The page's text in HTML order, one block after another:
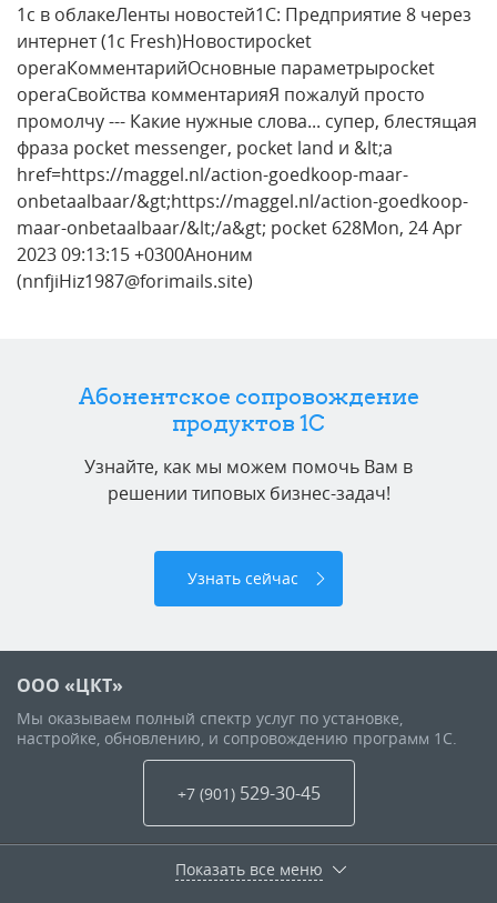
1с в облакеЛенты новостей1С: Предприятие 8 через
интернет (1c Fresh)Новостиpocket
operaКомментарийОсновные параметрыpocket
operaСвойства комментарияЯ пожалуй просто
промолчу --- Какие нужные слова... супер, блестящая
фраза pocket messenger, pocket land и &lt;a
href=https://maggel.nl/action-goedkoop-maar-
onbetaalbaar/&gt;https://maggel.nl/action-goedkoop-
maar-onbetaalbaar/&lt;/a&gt; pocket 628Mon, 24 Apr
2023 09:13:15 +0300Аноним
(nnfjiHiz1987@forimails.site)
Абонентское сопровождение
продуктов 1C
Узнайте, как мы можем помочь Вам в
решении типовых бизнес-задач!
Узнать сейчас
ООО «ЦКТ»
Мы оказываем полный спектр услуг по установке,
настройке, обновлению, и сопровождению программ 1С.
+7 (901) 529-30-45
Показать все меню